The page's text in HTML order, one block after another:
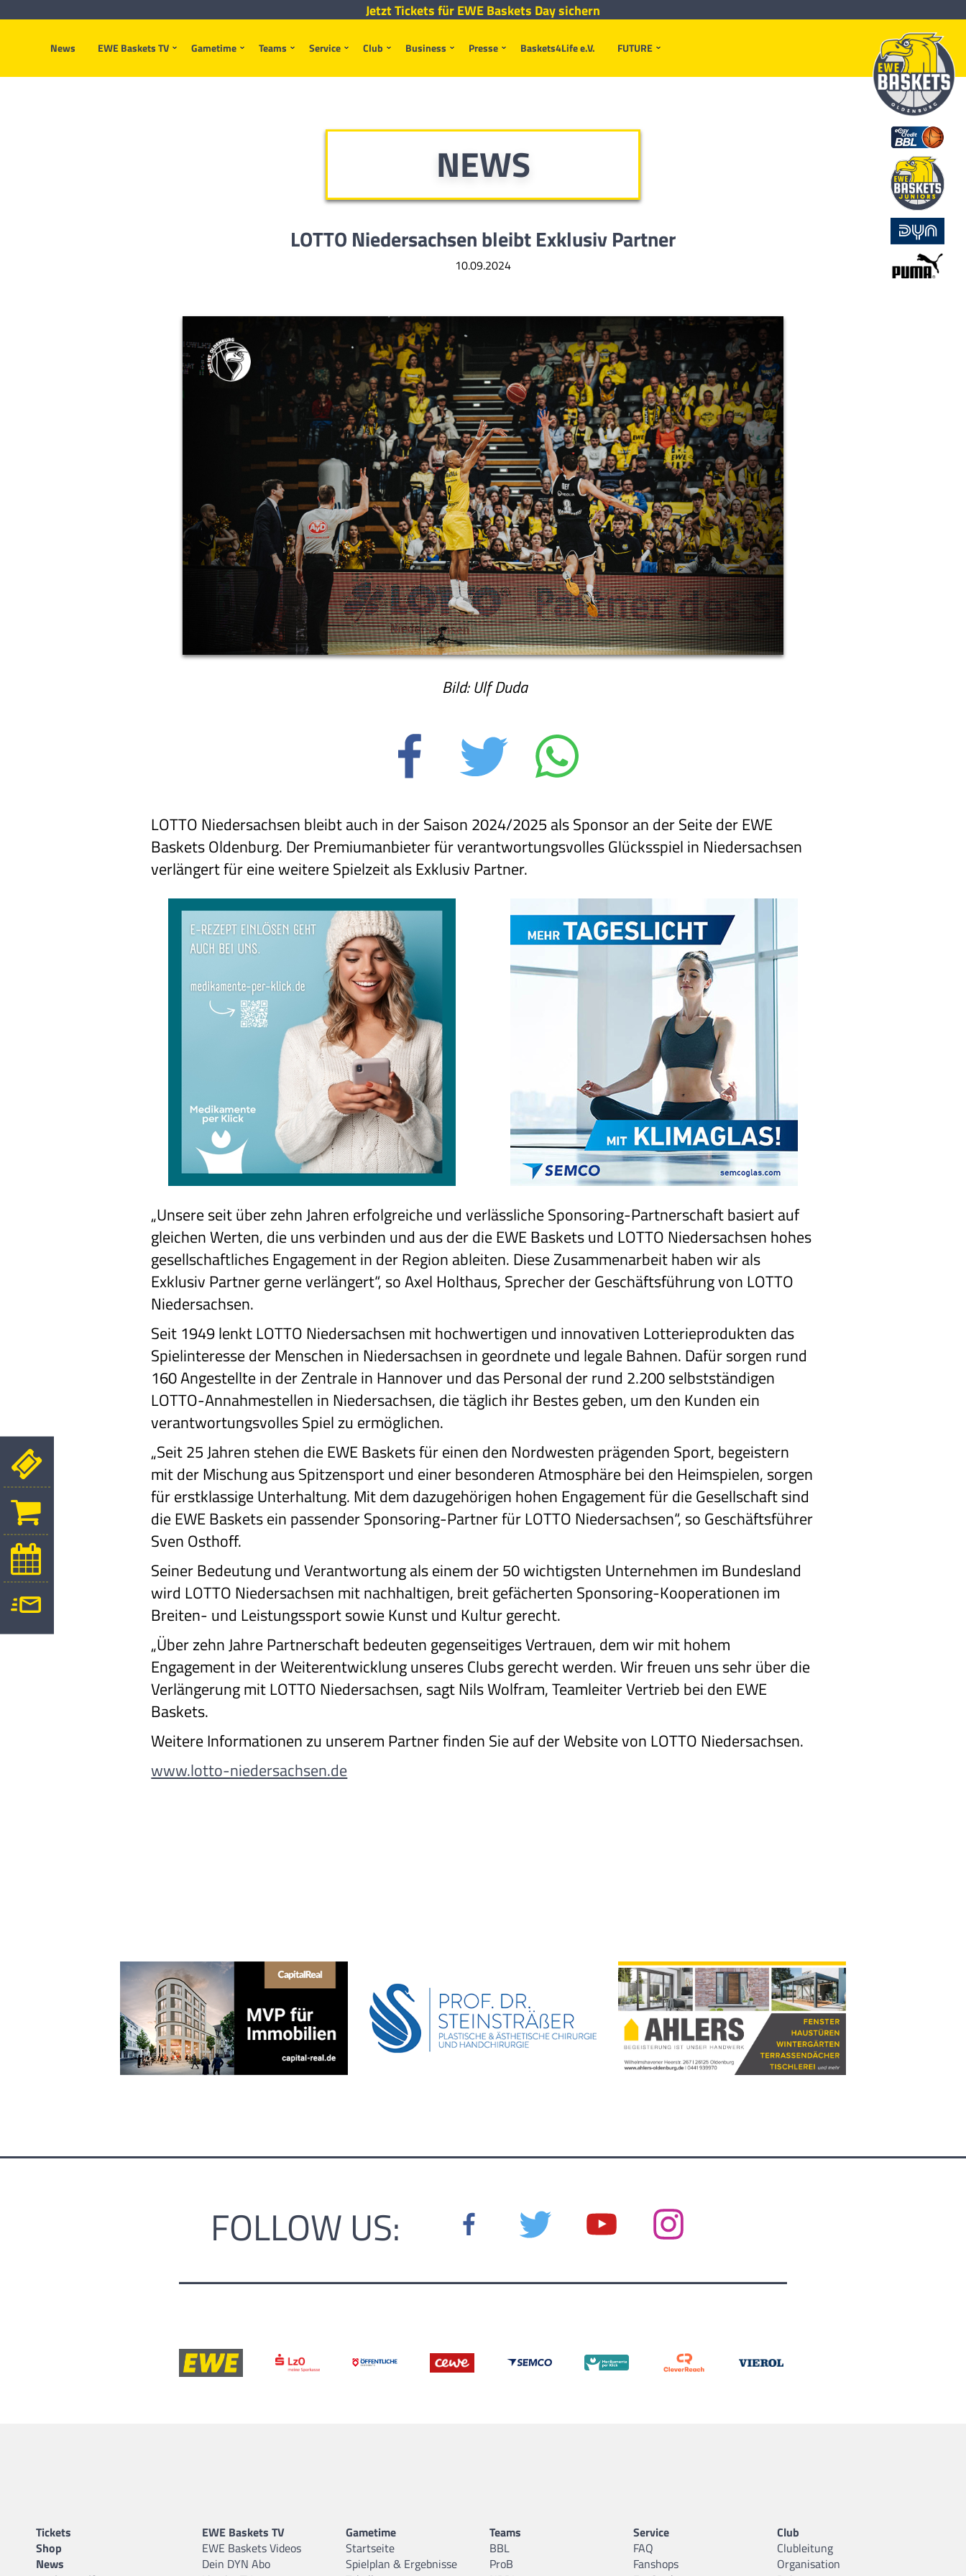
News EWE Baskets TV Gametime Teams Service Club Business Presse Baskets4Life e.V. FUTURE
Jetzt Tickets für EWE Baskets Day sichern
NEWS
LOTTO Niedersachsen bleibt Exklusiv Partner
10.09.2024
Bild: Ulf Duda
LOTTO Niedersachsen bleibt auch in der Saison 2024/2025 als Sponsor an der Seite der EWE
Baskets Oldenburg. Der Premiumanbieter für verantwortungsvolles Glücksspiel in Niedersachsen
verlängert für eine weitere Spielzeit als Exklusiv Partner.
„Unsere seit über zehn Jahren erfolgreiche und verlässliche Sponsoring-Partnerschaft basiert auf
gleichen Werten, die uns verbinden und aus der die EWE Baskets und LOTTO Niedersachsen hohes
gesellschaftliches Engagement in der Region ableiten. Diese Zusammenarbeit haben wir als
Exklusiv Partner gerne verlängert“, so Axel Holthaus, Sprecher der Geschäftsführung von LOTTO
Niedersachsen.
Seit 1949 lenkt LOTTO Niedersachsen mit hochwertigen und innovativen Lotterieprodukten das
Spielinteresse der Menschen in Niedersachsen in geordnete und legale Bahnen. Dafür sorgen rund
160 Angestellte in der Zentrale in Hannover und das Personal der rund 2.200 selbstständigen
LOTTO-Annahmestellen in Niedersachsen, die täglich ihr Bestes geben, um den Kunden ein
verantwortungsvolles Spiel zu ermöglichen.
„Seit 25 Jahren stehen die EWE Baskets für einen den Nordwesten prägenden Sport, begeistern
mit der Mischung aus Spitzensport und einer besonderen Atmosphäre bei den Heimspielen, sorgen
für erstklassige Unterhaltung. Mit dem dazugehörigen hohen Engagement für die Gesellschaft sind
die EWE Baskets ein passender Sponsoring-Partner für LOTTO Niedersachsen“, so Geschäftsführer
Sven Osthoff.
Seiner Bedeutung und Verantwortung als einem der 50 wichtigsten Unternehmen im Bundesland
wird LOTTO Niedersachsen mit nachhaltigen, breit gefächerten Sponsoring-Kooperationen im
Breiten- und Leistungssport sowie Kunst und Kultur gerecht.
„Über zehn Jahre Partnerschaft bedeuten gegenseitiges Vertrauen, dem wir mit hohem
Engagement in der Weiterentwicklung unseres Clubs gerecht werden. Wir freuen uns sehr über die
Verlängerung mit LOTTO Niedersachsen, sagt Nils Wolfram, Teamleiter Vertrieb bei den EWE
Baskets.
Weitere Informationen zu unserem Partner finden Sie auf der Website von LOTTO Niedersachsen.
www.lotto-niedersachsen.de
FOLLOW US:
Tickets
Shop
News
EWE Baskets TV
EWE Baskets Videos
Dein DYN Abo
Gametime
Startseite
Spielplan & Ergebnisse
Teams
BBL
ProB
Service
FAQ
Fanshops
Club
Clubleitung
Organisation